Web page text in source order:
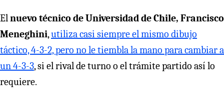
Elnuevo técnico de Universidad de Chile, Francisco
Meneghini,utiliza casi siempre el mismo dibujo
táctico, 4-3-2, pero no le tiembla la mano para cambiar a
un 4-3-3, si el rival de turno o el trámite partido así lo
requiere.